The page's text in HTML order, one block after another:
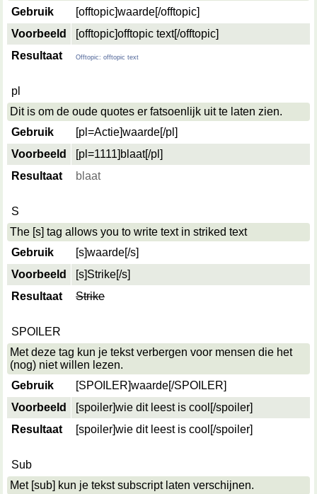
Gebruik
[offtopic]waarde[/offtopic]
Voorbeeld
[offtopic]offtopic text[/offtopic]
Resultaat
Offtopic: offtopic text
pl
Dit is om de oude quotes er fatsoenlijk uit te laten zien.
Gebruik
[pl=Actie]waarde[/pl]
Voorbeeld
[pl=1111]blaat[/pl]
Resultaat
blaat
S
The [s] tag allows you to write text in striked text
Gebruik
[s]waarde[/s]
Voorbeeld
[s]Strike[/s]
Resultaat
Strike
SPOILER
Met deze tag kun je tekst verbergen voor mensen die het
(nog) niet willen lezen.
Gebruik
[SPOILER]waarde[/SPOILER]
Voorbeeld
[spoiler]wie dit leest is cool[/spoiler]
Resultaat
[spoiler]wie dit leest is cool[/spoiler]
Sub
Met [sub] kun je tekst subscript laten verschijnen.